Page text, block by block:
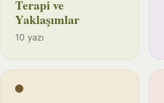
Terapi ve
Yaklaşımlar
10 yazı